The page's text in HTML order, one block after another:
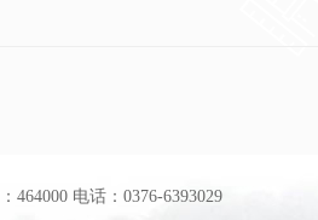
电话：0376-6393029